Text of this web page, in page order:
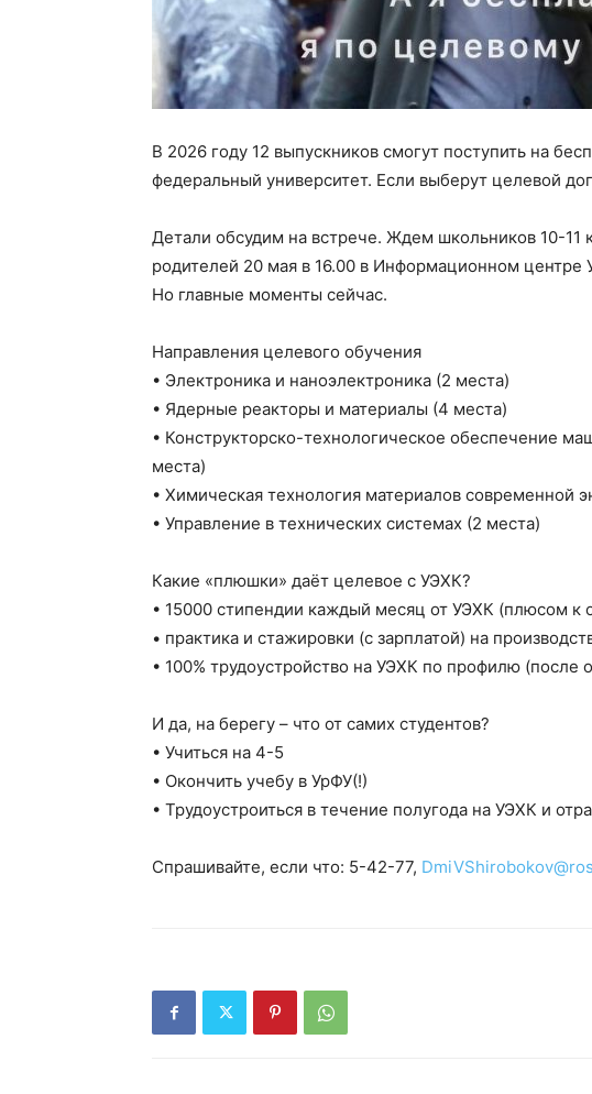
В 2026 году 12 выпускников смогут поступить на
федеральный университет. Если выберут целевой
Детали обсудим на встрече. Ждем школьников 10-11
родителей 20 мая в 16.00 в Информационном центре
Но главные моменты сейчас.
Направления целевого обучения
• Электроника и наноэлектроника (2 места)
• Ядерные реакторы и материалы (4 места)
️• Конструкторско-технологическое обеспечение
места)
• Химическая технология материалов современной
• Управление в технических системах (2 места)
Какие «плюшки» даёт целевое с УЭХК?
• ️️15000 стипендии каждый месяц от УЭХК (плюсом к
• ️️практика и стажировки (с зарплатой) на
• ️️100% трудоустройство на УЭХК по профилю (после
И да, на берегу – что от самих студентов?
️️• Учиться на 4-5
• ️️Окончить учебу в УрФУ(!)
️• Трудоустроиться в течение полугода на УЭХК и
Спрашивайте, если что: 5-42-77,